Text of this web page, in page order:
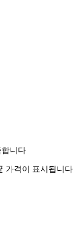
니다
가격이 표시됩니다